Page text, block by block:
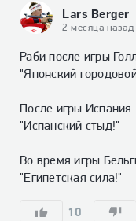
Lars Berger
2 месяца назад
Раби после игры
"Японский
После игры
"Испанский стыд!"
Во время игры
"Египетская сила!"
10